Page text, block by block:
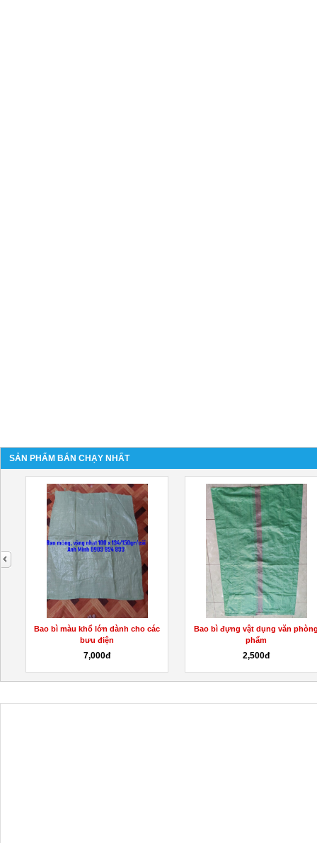
SẢN PHẨM BÁN CHẠY NHẤT
Bao bì màu khổ lớn dành cho các
bưu điện
7,000đ
Bao bì đựng vật dụng văn
phẩm
2,500đ
next